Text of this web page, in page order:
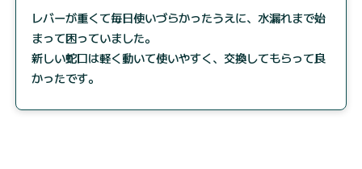
レバーが重くて毎日使いづらかったうえに、水漏れまで始
まって困っていました。
新しい蛇口は軽く動いて使いやすく、交換してもらって良
かったです。